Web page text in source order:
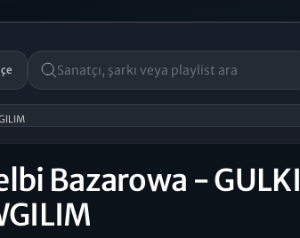
Bazarowa - GULKI